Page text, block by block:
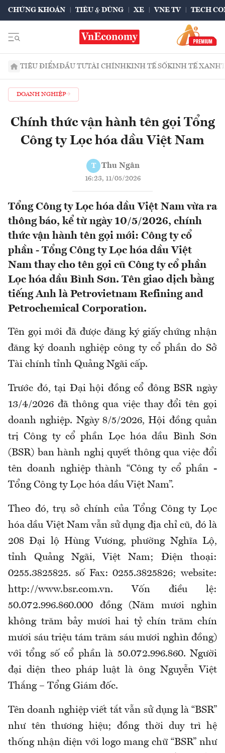
CHỨNG KHOÁN TIÊU & DÙNG XE VNE TV TECH
TIÊU ĐIỂMĐẦU TƯTÀI CHÍNHKINH TẾ SỐKINH TẾ XANH
DOANH NGHIỆP
Chính thức vận hành tên gọi Tổng
Công ty Lọc hóa dầu Việt Nam
T Thu Ngân
16:23, 11/05/2026
Tổng Công ty Lọc hóa dầu Việt Nam vừa ra
thông báo, kể từ ngày 10/5/2026, chính
thức vận hành tên gọi mới: Công ty cổ
phần - Tổng Công ty Lọc hóa dầu Việt
Nam thay cho tên gọi cũ Công ty cổ phần
Lọc hóa dầu Bình Sơn. Tên giao dịch bằng
tiếng Anh là Petrovietnam Refining and
Petrochemical Corporation.
Tên gọi mới đã được đăng ký giấy chứng nhận
đăng ký doanh nghiệp công ty cổ phần do Sở
Tài chính tỉnh Quảng Ngãi cấp.
Trước đó, tại Đại hội đồng cổ đông BSR ngày
13/4/2026 đã thông qua việc thay đổi tên gọi
doanh nghiệp. Ngày 8/5/2026, Hội đồng quản
trị Công ty cổ phần Lọc hóa dầu Bình Sơn
(BSR) ban hành nghị quyết thông qua việc đổi
tên doanh nghiệp thành “Công ty cổ phần -
Tổng Công ty Lọc hóa dầu Việt Nam”.
Theo đó, trụ sở chính của Tổng Công ty Lọc
hóa dầu Việt Nam vẫn sử dụng địa chỉ cũ, đó là
208 Đại lộ Hùng Vương, phường Nghĩa Lộ,
tỉnh Quảng Ngãi, Việt Nam; Điện thoại:
0255.3825825. số Fax: 0255.3825826; website:
http://www.bsr.com.vn. Vốn điều lệ:
50.072.996.860.000 đồng (Năm mươi nghìn
không trăm bảy mươi hai tỷ chín trăm chín
mươi sáu triệu tám trăm sáu mươi nghìn đồng)
với tổng số cổ phần là 50.072.996.860. Người
đại diện theo pháp luật là ông Nguyễn Việt
Thắng – Tổng Giám đốc.
Tên doanh nghiệp viết tắt vẫn sử dụng là “BSR”
như tên thương hiệu; đồng thời duy trì hệ
thống nhận diện với logo mang chữ “BSR” như